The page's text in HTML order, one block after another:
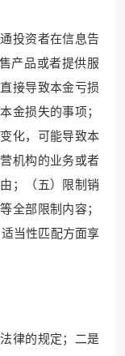
投资者在信息告
产品或者提供服
接导致本金亏损
金损失的事项；
化，可能导致本
机构的业务或者
；（五）限制销
全部限制内容；
当性匹配方面享
律的规定；二是